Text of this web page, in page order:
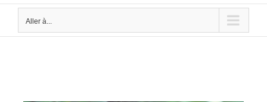
Aller à...